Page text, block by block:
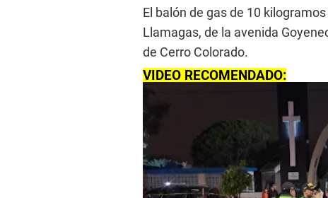
El balón de gas de 10
Llamagas, de la avenida
de Cerro Colorado.
VIDEO RECOMENDADO: